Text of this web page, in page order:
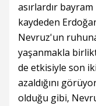
asırlardır
kaydeden
Nevruz'un
yaşanmakla
de etkisiyle son
azaldığını
olduğu gibi,